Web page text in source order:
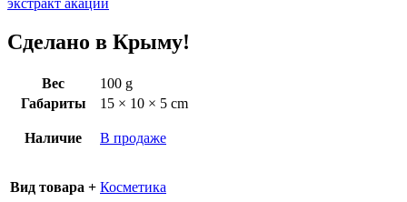
экстракт акации
Сделано в Крыму!
Вес
100 g
Габариты
15 × 10 × 5 cm
Наличие В продаже
Вид товара + Косметика